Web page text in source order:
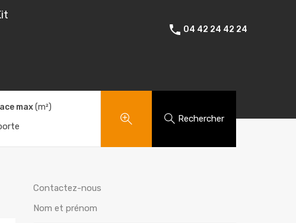
04 42 24 42 24
max(m²)
Rechercher
Contactez-nous
Nom et prénom